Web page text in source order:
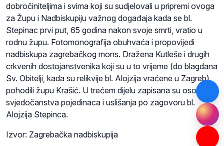
dobročiniteljima i svima koji su sudjelovali u pripremi ovoga
za Župu i Nadbiskupiju važnog događaja kada se bl.
Stepinac prvi put, 65 godina nakon svoje smrti, vratio u
rodnu župu. Fotomonografija obuhvaća i propovijedi
nadbiskupa zagrebačkog mons. Dražena Kutleše i drugih
crkvenih dostojanstvenika koji su u to vrijeme (do blagdana
Sv. Obitelji, kada su relikvije bl. Alojzija vraćene u Zagreb)
pohodili župu Krašić. U trećem dijelu zapisana su osobna
svjedočanstva pojedinaca i uslišanja po zagovoru bl.
Alojzija Stepinca.
Izvor: Zagrebačka nadbiskupija